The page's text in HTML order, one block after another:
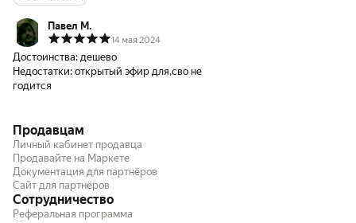
Павел М.
14 мая 2024
Достоинства: дешево
Недостатки: открытый эфир для,сво не
годится
Продавцам
Личный кабинет продавца
Продавайте на Маркете
Документация для партнёров
Сайт для партнёров
Сотрудничество
Реферальная программа